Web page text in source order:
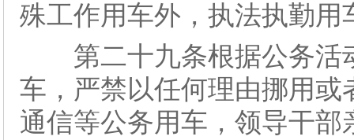
殊工作用车外，执法执勤
第二十九条根据公务活
车，严禁以任何理由挪用
通信等公务用车，领导干